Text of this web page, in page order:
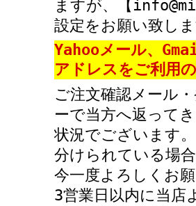
ますが、【
設定をお願い致し
Yahooメール、
アドレスをご利用
ご注文確認メール
ーで当方へ返って
状況でございます
分けられている場
今一度よろしくお
3営業日以内に当店